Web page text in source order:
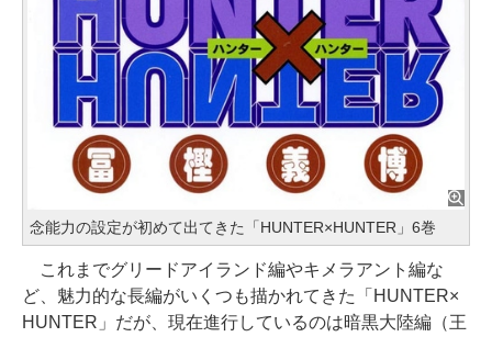
念能力の設定が初めて出てきた「HUNTER×HUNTER」6巻
これまでグリードアイランド編やキメラアント編な
ど、魅力的な長編がいくつも描かれてきた「HUNTER×
HUNTER」だが、現在進行しているのは暗黒大陸編（王